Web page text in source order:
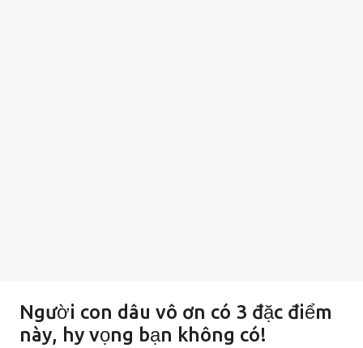
Người con dâu vô ơn có 3 đặc điểm
này, hy vọng bạn không có!